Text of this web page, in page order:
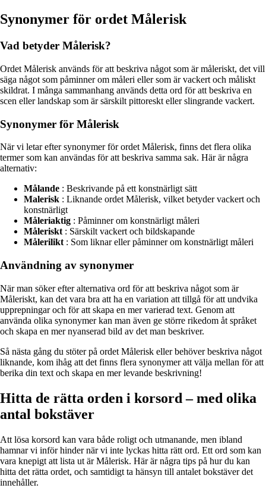
Synonymer för ordet Målerisk
Vad betyder Målerisk?
Ordet Målerisk används för att beskriva något som är måleriskt, det vill
säga något som påminner om måleri eller som är vackert och måliskt
skildrat. I många sammanhang används detta ord för att beskriva en
scen eller landskap som är särskilt pittoreskt eller slingrande vackert.
Synonymer för Målerisk
När vi letar efter synonymer för ordet Målerisk, finns det flera olika
termer som kan användas för att beskriva samma sak. Här är några
alternativ:
Målande : Beskrivande på ett konstnärligt sätt
Malerisk : Liknande ordet Målerisk, vilket betyder vackert och
konstnärligt
Måleriaktig : Påminner om konstnärligt måleri
Måleriskt : Särskilt vackert och bildskapande
Målerilikt : Som liknar eller påminner om konstnärligt måleri
Användning av synonymer
När man söker efter alternativa ord för att beskriva något som är
Måleriskt, kan det vara bra att ha en variation att tillgå för att undvika
upprepningar och för att skapa en mer varierad text. Genom att
använda olika synonymer kan man även ge större rikedom åt språket
och skapa en mer nyanserad bild av det man beskriver.
Så nästa gång du stöter på ordet Målerisk eller behöver beskriva något
liknande, kom ihåg att det finns flera synonymer att välja mellan för att
berika din text och skapa en mer levande beskrivning!
Hitta de rätta orden i korsord – med olika
antal bokstäver
Att lösa korsord kan vara både roligt och utmanande, men ibland
hamnar vi inför hinder när vi inte lyckas hitta rätt ord. Ett ord som kan
vara knepigt att lista ut är Målerisk. Här är några tips på hur du kan
hitta det rätta ordet, och samtidigt ta hänsyn till antalet bokstäver det
innehåller.